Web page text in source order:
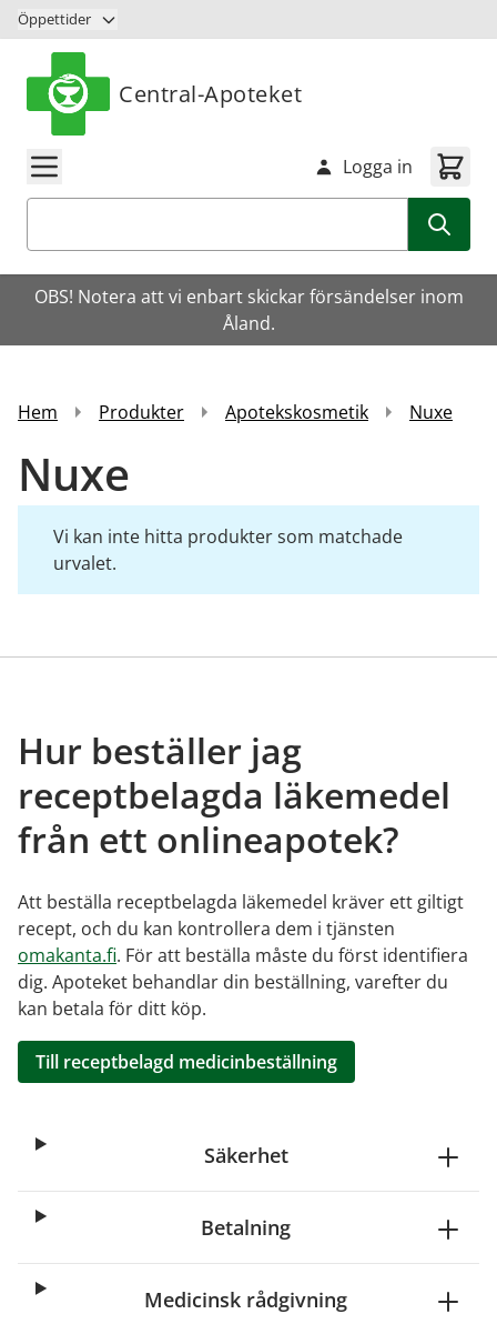
Hoppa till innehåll
Öppettider
Central-Apoteket
Logga in
OBS! Notera att vi enbart skickar försändelser inom
Åland.
Hem Produkter Apotekskosmetik Nuxe
Nuxe
Vi kan inte hitta produkter som matchade
urvalet.
Hur beställer jag
receptbelagda läkemedel
från ett onlineapotek?
Att beställa receptbelagda läkemedel kräver ett giltigt
recept, och du kan kontrollera dem i tjänsten
omakanta.fi. För att beställa måste du först identifiera
dig. Apoteket behandlar din beställning, varefter du
kan betala för ditt köp.
Till receptbelagd medicinbeställning
Säkerhet
Betalning
Medicinsk rådgivning